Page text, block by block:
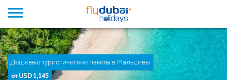
Дешевые туристические пакеты в Мальдивы
от USD 1,145